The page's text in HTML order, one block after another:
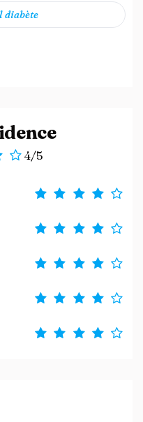
diabète
4/5